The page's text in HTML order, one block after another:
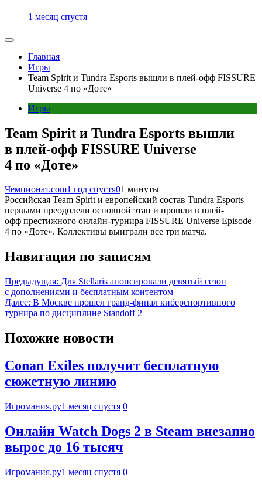
1 месяц спустя
Главная
Игры
Team Spirit и Tundra Esports вышли в плей-офф FISSURE
Universe 4 по «Доте»
Игры
Team Spirit и Tundra Esports вышли
в плей-офф FISSURE Universe
4 по «Доте»
Чемпионат.com1 год спустя01 минуты
Российская Team Spirit и европейский состав Tundra Esports
первыми преодолели основной этап и прошли в плей-
офф престижного онлайн-турнира FISSURE Universe Episode
4 по «Доте». Коллективы выиграли все три матча.
Навигация по записям
Предыдущая: Для Stellaris анонсировали девятый сезон
с дополнениями и бесплатным контентом
Далее: В Москве прошел гранд-финал киберспортивного
турнира по дисциплине Standoff 2
Похожие новости
Conan Exiles получит бесплатную
сюжетную линию
Игромания.ру1 месяц спустя 0
Онлайн Watch Dogs 2 в Steam внезапно
вырос до 16 тысяч
Игромания.ру1 месяц спустя 0